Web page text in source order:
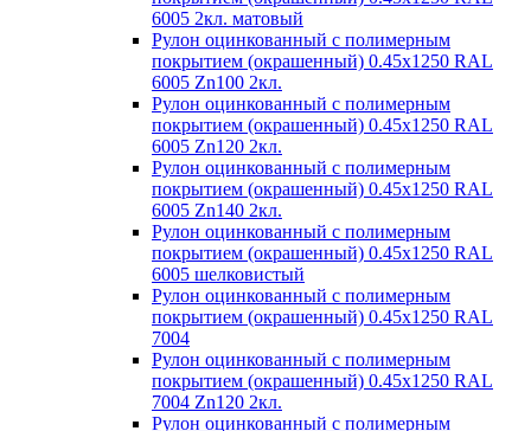
6005 2кл. матовый
Рулон оцинкованный с полимерным
покрытием (окрашенный) 0.45x1250 RAL
6005 Zn100 2кл.
Рулон оцинкованный с полимерным
покрытием (окрашенный) 0.45x1250 RAL
6005 Zn120 2кл.
Рулон оцинкованный с полимерным
покрытием (окрашенный) 0.45x1250 RAL
6005 Zn140 2кл.
Рулон оцинкованный с полимерным
покрытием (окрашенный) 0.45x1250 RAL
6005 шелковистый
Рулон оцинкованный с полимерным
покрытием (окрашенный) 0.45x1250 RAL
7004
Рулон оцинкованный с полимерным
покрытием (окрашенный) 0.45x1250 RAL
7004 Zn120 2кл.
Рулон оцинкованный с полимерным